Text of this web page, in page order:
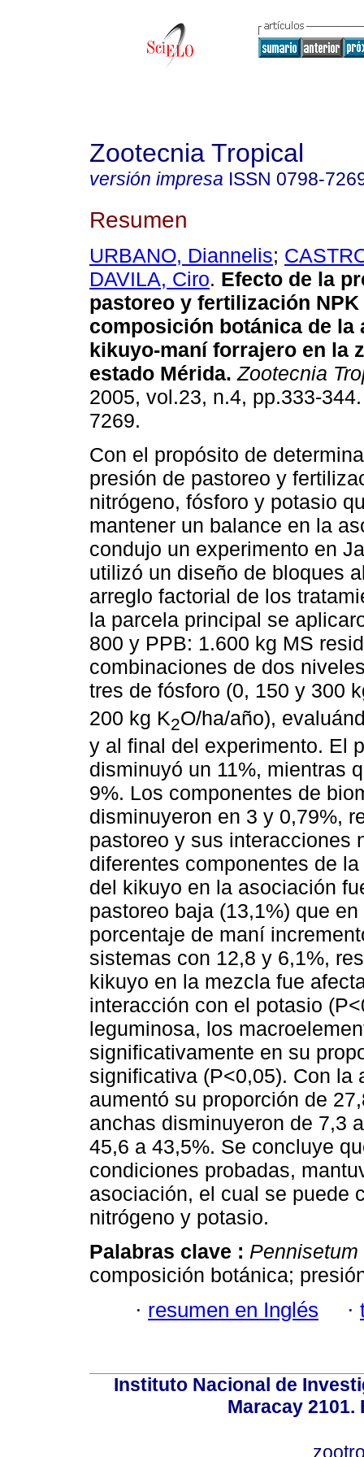
Zootecnia Tropical
versión impresa ISSN 0798-
Resumen
URBANO, Diannelis;
DAVILA, Ciro. Efecto de la
pastoreo y fertilización
composición botánica de la
kikuyo-maní forrajero en la
estado Mérida. Zootecnia
2005, vol.23, n.4, pp.333-
7269.
Con el propósito de
presión de pastoreo y
nitrógeno, fósforo y potasio
mantener un balance en la
condujo un experimento en
utilizó un diseño de bloques
arreglo factorial de los
la parcela principal se
800 y PPB: 1.600 kg MS
combinaciones de dos
tres de fósforo (0, 150 y 300
200 kg K2O/ha/año),
y al final del experimento. El
disminuyó un 11%, mientras
9%. Los componentes de
disminuyeron en 3 y 0,79%,
pastoreo y sus interacciones
diferentes componentes de
del kikuyo en la asociación
pastoreo baja (13,1%) que
porcentaje de maní
sistemas con 12,8 y 6,1%,
kikuyo en la mezcla fue
interacción con el potasio
leguminosa, los
significativamente en su
significativa (P<0,05). Con la
aumentó su proporción de
anchas disminuyeron de 7,3
45,6 a 43,5%. Se concluye
condiciones probadas,
asociación, el cual se puede
nitrógeno y potasio.
Palabras clave :
composición botánica;
· resumen en Inglés ·
Instituto Nacional de
Maracay 2101.